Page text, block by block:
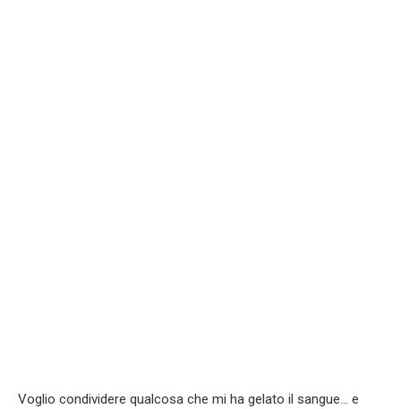
Voglio condividere qualcosa che mi ha gelato il sangue… e